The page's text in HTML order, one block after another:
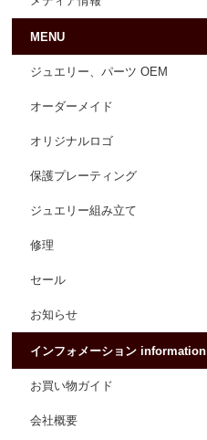
MENU
ジュエリー、パーツ OEM
オーダーメイド
オリジナルロゴ
保護プレーティング
ジュエリー組み立て
修理
セール
お知らせ
インフォメーション information
お買い物ガイド
会社概要